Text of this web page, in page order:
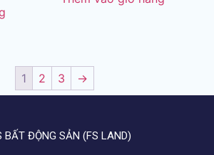
1 2 3 →
BẤT ĐỘNG SẢN (FS LAND)